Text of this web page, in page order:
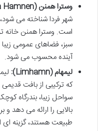
وسترا همنن (Västra Hamnen):
شهر فردا شناخته می
است. وسترا همنن خانه
سبز، فضاهای عمومی زیبا
آینده محسوب می شود.
لیمهام (Limhamn):
که ترکیبی از بافت
سواحل زیبا، بندرگاه
بالایی را ارائه می دهد
طبیعت هستند، گزینه